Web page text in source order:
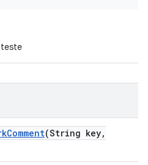
Comment(String key,